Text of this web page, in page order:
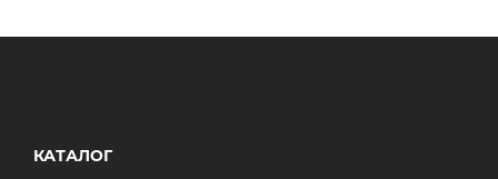
КАТАЛОГ